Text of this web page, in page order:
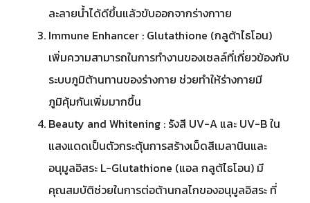
ละลายน้ำได้ดีขึ้นแล้วขับออกจากร่างกาาย
Immune Enhancer : Glutathione (กลูต้าไธโอน)
เพิ่มความสามารถในการทำงานของเซลล์ที่เกี่ยวข้องกับ
ระบบภูมิต้านทานของร่างกาย ช่วยทำให้ร่างกายมี
ภูมิคุ้มกันเพิ่มมากขึ้น
Beauty and Whitening : รังสี UV-A และ UV-B ใน
แสงแดดเป็นตัวกระตุ้นการสร้างเม็ดสีเมลานินและ
อนุมูลอิสระ L-Glutathione (แอล กลูต้ไธโอน) มี
คุณสมบัติช่วยในการต่อต้านกลไกของอนุมูลอิสระ ที่